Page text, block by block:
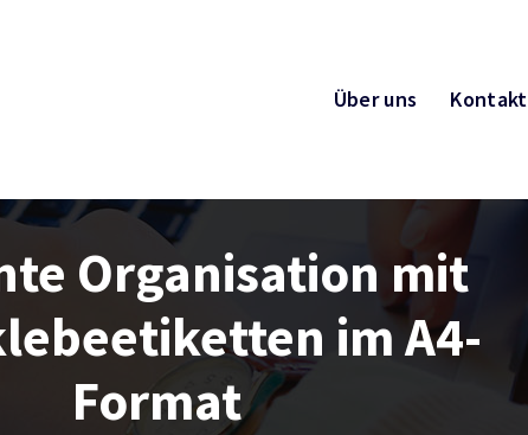
Über uns Kontakt
Organisation mit
im A4-
Format